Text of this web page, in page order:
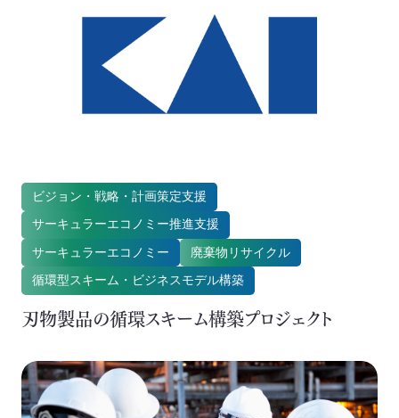
見える化サービス
サステナブルBPOサービス
サステナビリティ教育・研修
SEA(Sustainable Executive Alliance)
ご支援・価値づくりの事例
環境認証審査サービス
Smartマネジメント
廃棄物管理ベストウェイ
オンデマンド研修・セミナー
Climate Fresk
環境認証審査
事業連携・価値共創
閉じるビジョン・戦略・計画策定支援
サーキュラーエコノミー推進支援
サーキュラーエコノミー
廃棄物リサイクル
循環型スキーム・ビジネスモデル構築
刃物製品の循環スキーム構築プロジェクト